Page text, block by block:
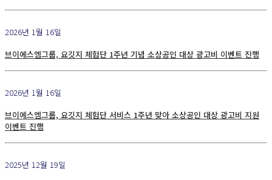
2026년 1월 16일
브이에스엠그룹, 요깃지 체험단 1주년 기념 소상공인 대상 광고비 이벤트 진행
2026년 1월 16일
브이에스엠그룹, 요깃지 체험단 서비스 1주년 맞아 소상공인 대상 광고비 지원
이벤트 진행
2025년 12월 19일